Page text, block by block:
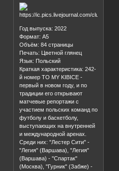
Год выпуска: 2022
Формат: А5
Объём: 84 страницы
Печать: Цветной глянец
Язык: Польский
Краткая характеристика: 242-
й номер TO MY KIBICE -
первый в новом году, и по
традиции его открывают
матчевые репортажи с
участием польских команд по
футболу и баскетболу,
выступающих на внутренней
и международной аренах.
Среди них: "Лестер Сити" -
"Легия" (Варшава), "Легия"
(Варшава) - "Спартак"
(Москва), "Гурник" (Забже) -